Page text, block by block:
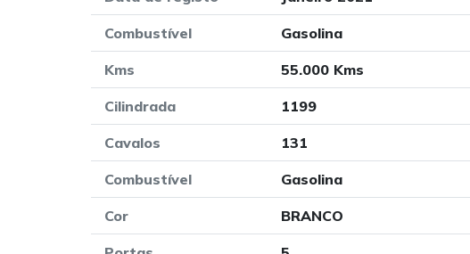
Combustível Gasolina
Kms 55.000 Kms
Cilindrada 1199
Cavalos 131
Combustível Gasolina
Cor BRANCO